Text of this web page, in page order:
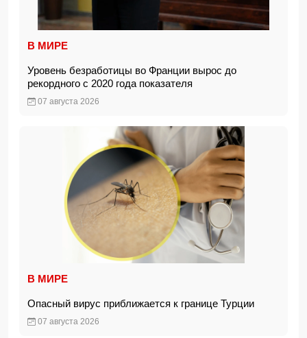
В МИРЕ
Уровень безработицы во Франции вырос до
рекордного с 2020 года показателя
07 августа 2026
В МИРЕ
Опасный вирус приближается к границе Турции
07 августа 2026